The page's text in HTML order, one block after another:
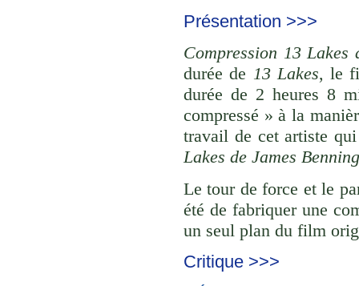
Présentation >>>
Compression 13 Lakes
durée de 13 Lakes, le
durée de 2 heures 8
compressé » à la
travail de cet artiste
Lakes de James
Le tour de force et le
été de fabriquer une
un seul plan du film
Critique >>>